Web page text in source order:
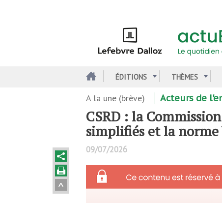
ÉDITIONS THÈMES
A la une (brève) Acteurs de
CSRD : la
simplifiés et la norme
09/07/2026